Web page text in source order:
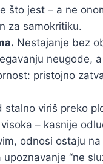
što jest – a ne
za samokritiku.
Nestajanje bez
neugode,
pristojno
stalno viriš preko
– kasnije
odnosi ostaju
“ne